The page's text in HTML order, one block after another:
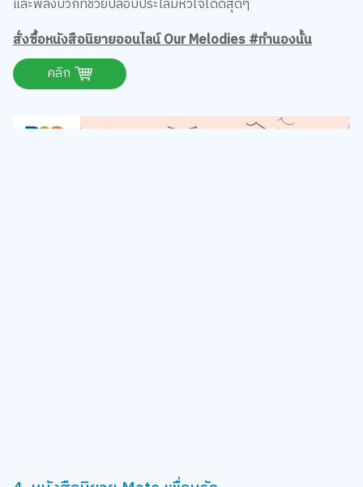
คลิก
4. หนังสือนิยาย Mate เพื่อนรัก